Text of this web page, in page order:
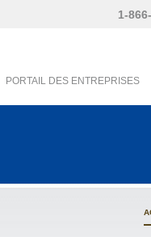
1-
PORTAIL DES ENTREPRISES